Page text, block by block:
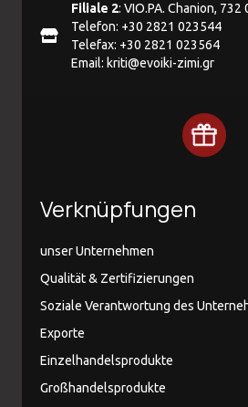
Filiale 2: VIO.PA. Chanion, 732
Telefon: +30 2821 023544
Telefax: +30 2821 023564
Email: kriti@evoiki-zimi.gr
Verknüpfungen
unser Unternehmen
Qualität & Zertifizierungen
Soziale Verantwortung des
Exporte
Einzelhandelsprodukte
Großhandelsprodukte